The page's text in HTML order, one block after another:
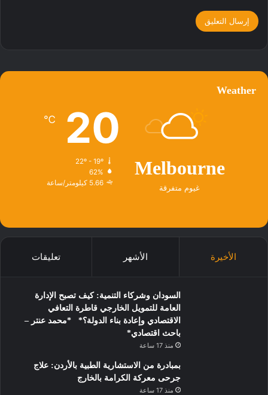
Weather
Melbourne
غيوم متفرقة
20
℃
22º - 19º
62%
5.66 كيلومتر/ساعة
الأخيرة الأشهر تعليقات
السودان وشركاء التنمية: كيف تصبح الإدارة
العامة للتمويل الخارجي قاطرة التعافي
الاقتصادي وإعادة بناء الدولة؟* *محمد عنتر –
باحث اقتصادي*
منذ 17 ساعة
بمبادرة من الاستشارية الطبية بالأردن: علاج
جرحى معركة الكرامة بالخارج
منذ 17 ساعة